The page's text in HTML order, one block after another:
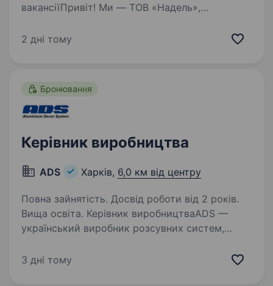
вакансіїПривіт! Ми — ТОВ «Надель»,
досвідом у виробництві якісної косметичної
2 дні тому
Бронювання
Керівник виробництва
ADS Харків, 6,0 км від центру
Повна зайнятість. Досвід роботи від 2 років.
Вища освіта. Керівник виробництваADS —
український виробник розсувних систем,
у рамковому профілі та виробів зі скла
3 дні тому